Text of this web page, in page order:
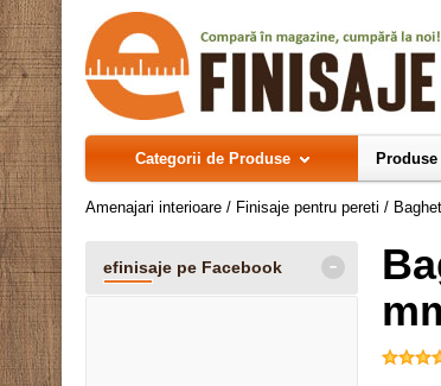
Categorii de Produse Produse
Amenajari interioare / Finisaje pentru pereti /
efinisaje pe Facebook -